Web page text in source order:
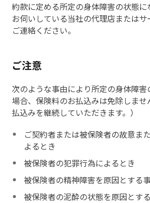
約款に定める所定の身体障害の状態に
お伺いしている当社の代理店または
ご連絡ください。
ご注意
次のような事由により所定の身体障
場合、保険料のお払込みは免除しま
払込みを継続していただきます。）
ご契約者または被保険者の故意ま
よるとき
被保険者の犯罪行為によるとき
被保険者の精神障害を原因とする
被保険者の泥酔の状態を原因とす